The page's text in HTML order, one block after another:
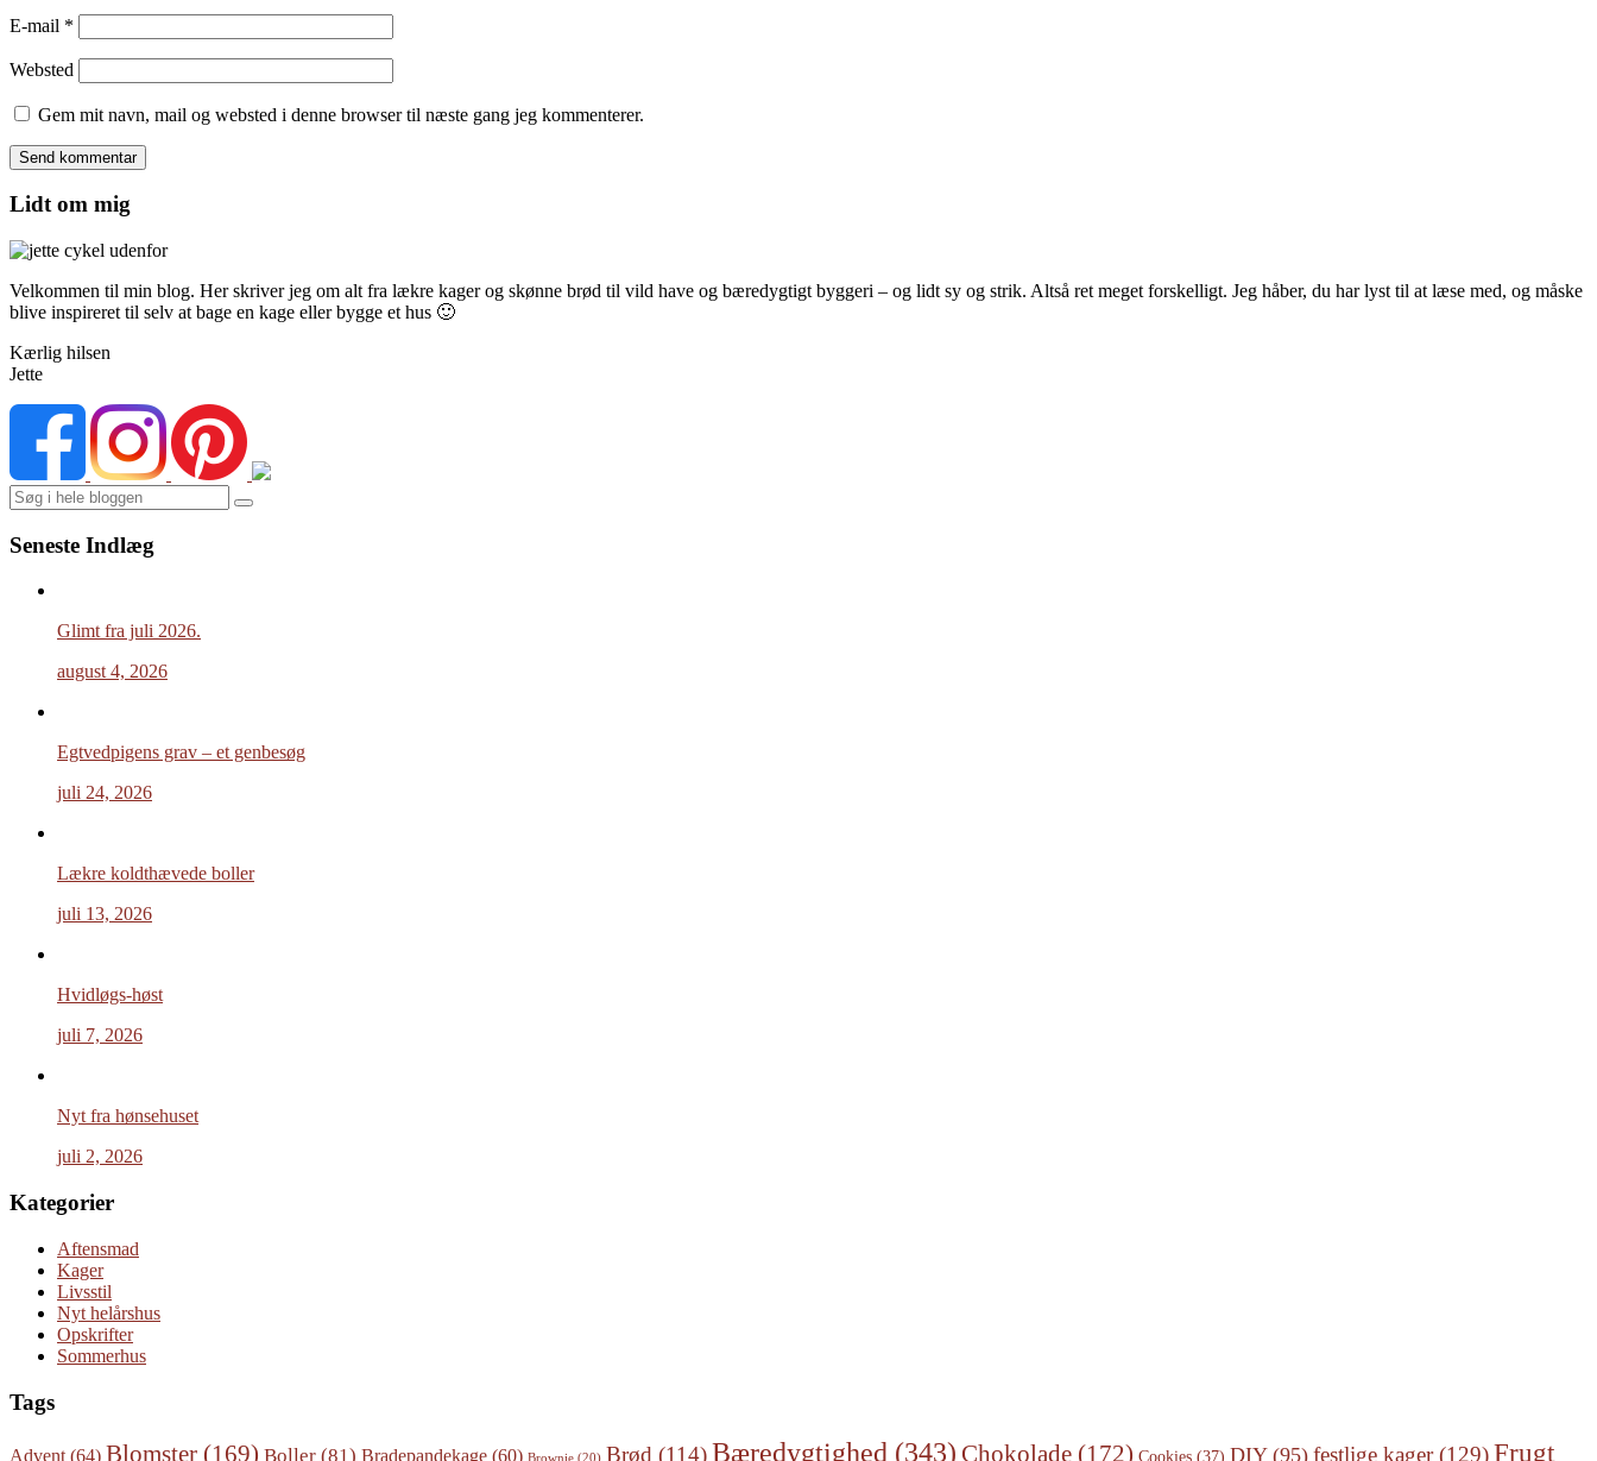
E-mail *
Websted
Gem mit navn, mail og websted i denne browser til næste gang jeg kommenterer.
Lidt om mig
Velkommen til min blog. Her skriver jeg om alt fra lækre kager og skønne brød til vild have og bæredygtigt byggeri – og lidt sy og strik. Altså ret meget forskelligt. Jeg håber, du har lyst til at læse med, og måske
blive inspireret til selv at bage en kage eller bygge et hus 🙂
Kærlig hilsen
Jette
Search
Seneste Indlæg
Glimt fra juli 2026.
august 4, 2026
Egtvedpigens grav – et genbesøg
juli 24, 2026
Lækre koldthævede boller
juli 13, 2026
Hvidløgs-høst
juli 7, 2026
Nyt fra hønsehuset
juli 2, 2026
Kategorier
Aftensmad
Kager
Livsstil
Nyt helårshus
Opskrifter
Sommerhus
Tags
Advent (64) Blomster (169) Boller (81) Bradepandekage (60) Brownie (20) Brød (114)Bæredygtighed (343) Chokolade (172) Cookies (37) DIY(95) festlige kager(129)Frugt